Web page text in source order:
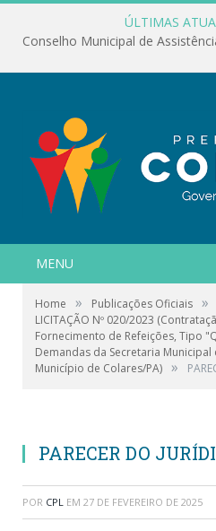
ÚLTIMAS
MENU
Home » Publicações Oficiais »
LICITAÇÃO Nº 020/2023
Fornecimento de Refeições, Tipo
Demandas da Secretaria Municipal
Município de Colares/PA) »
PARECER DO
POR CPL EM 27 DE FEVEREIRO DE 2025